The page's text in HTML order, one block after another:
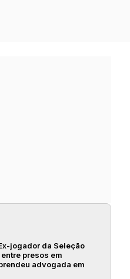
jogador da Seleção
presos em
advogada em